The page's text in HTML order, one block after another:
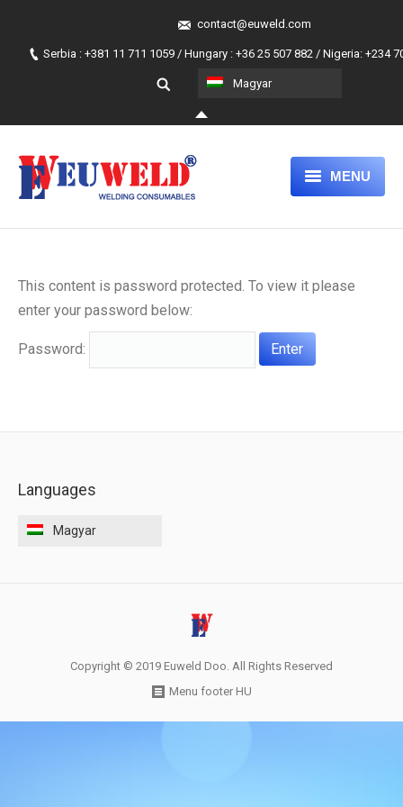
contact@euweld.com
Serbia : +381 11 711 1059 / Hungary : +36 25 507 882 / Nigeria: +234
Magyar
MENU
FŐLAP
MAGUNKRÓL
A MI HOZZÁÁLLÁSUNK
This content is password protected. To view it please
enter your password below:
Password:
Languages
Magyar
Copyright © 2019 Euweld Doo. All Rights Reserved
Menu footer HU